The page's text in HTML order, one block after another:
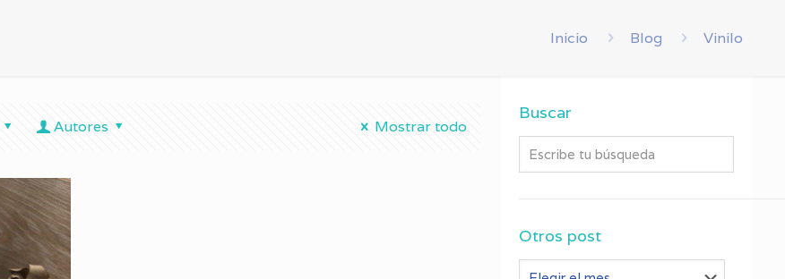
Inicio Blog Vinilo
Autores Mostrar todo
Buscar
Otros post
Otros